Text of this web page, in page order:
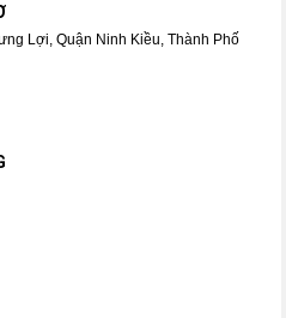
Lợi, Quận Ninh Kiều, Thành Phố